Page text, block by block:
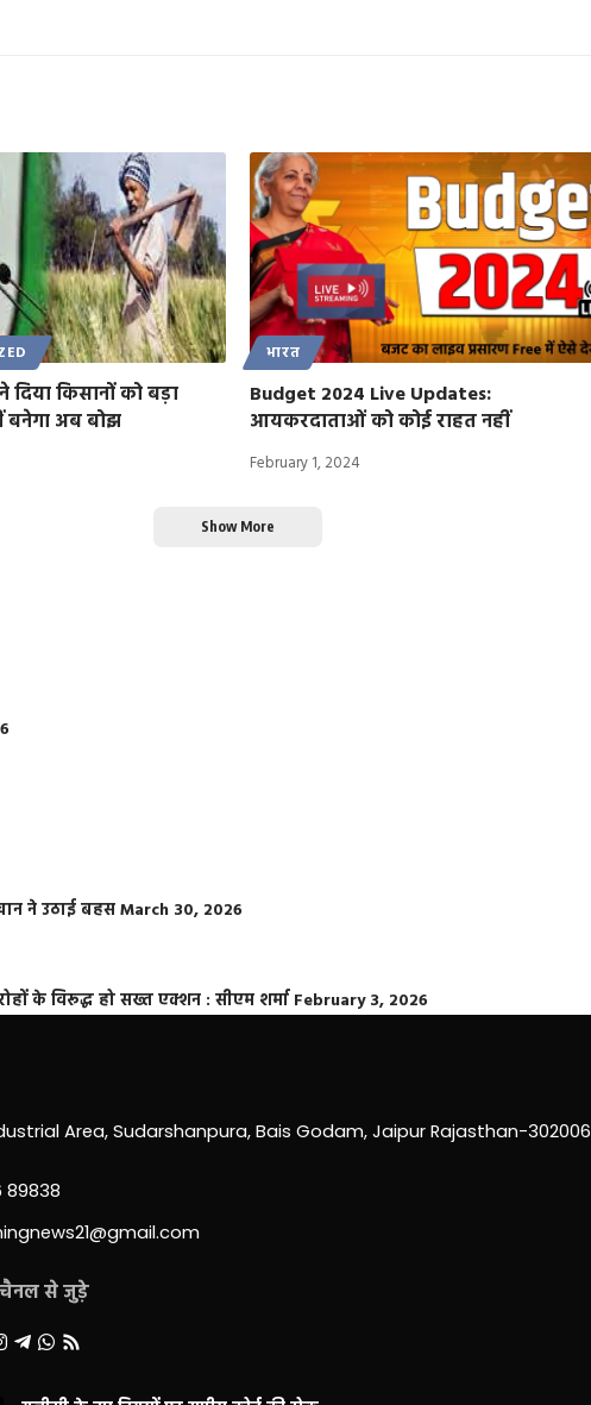
किसानों को बड़ा
बनेगा अब बोझ
भारत
Budget 2024 Live Updates:
आयकरदाताओं को कोई राहत नहीं
February 1, 2024
Show More
ने उठाई बहसMarch 30, 2026
के विरूद्ध हो सख्त एक्शन : सीएम शर्मा February 3, 2026
Area, Sudarshanpura, Bais Godam, Jaipur Rajasthan-302006
89838
चैनल से जुड़े